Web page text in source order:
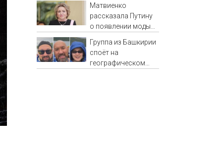
уставшим
человеком в России
06/08/2026 –
Новости
Матвиенко
рассказала Путину
о появлении моды
российских
студентов
Группа из Башкирии
споёт на
географическом